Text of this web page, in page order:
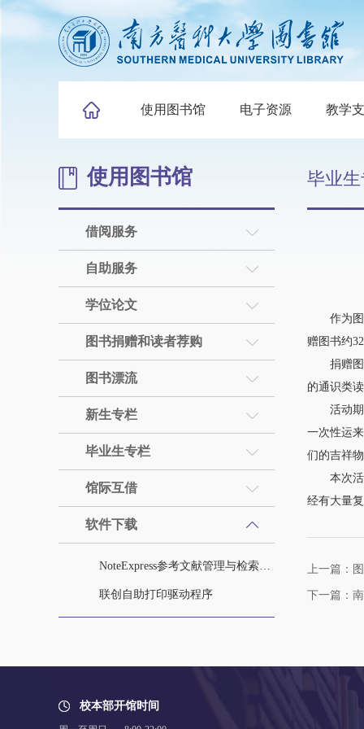
使用图书馆 电子资源 教学
使用图书馆
借阅服务
自助服务
学位论文
图书捐赠和读者荐购
图书漂流
新生专栏
毕业生专栏
馆际互借
软件下载
NoteExpress参考文献管理与检索系统
联创自助打印驱动程序
毕业
作为图书
赠图书约
捐赠图书
的通识类
活动期间
一次性运
们的吉祥物
本次活动
经有大量
上一篇：
下一篇：
校本部开馆时间